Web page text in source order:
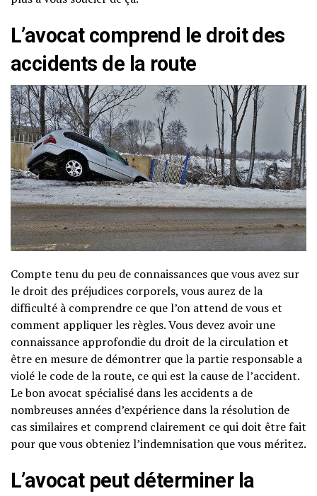
L’avocat comprend le droit des
accidents de la route
Compte tenu du peu de connaissances que vous avez sur
le droit des préjudices corporels, vous aurez de la
difficulté à comprendre ce que l’on attend de vous et
comment appliquer les règles. Vous devez avoir une
connaissance approfondie du droit de la circulation et
être en mesure de démontrer que la partie responsable a
violé le code de la route, ce qui est la cause de l’accident.
Le bon avocat spécialisé dans les accidents a de
nombreuses années d’expérience dans la résolution de
cas similaires et comprend clairement ce qui doit être fait
pour que vous obteniez l’indemnisation que vous méritez.
L’avocat peut déterminer la